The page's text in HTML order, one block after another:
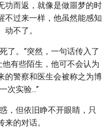
功而返，就像是做噩梦的时
不过来一样，他虽然能感知
不了。
了。”突然，一句话传入了
他有些陌生，他可不会认为
的警察和医生会被称之为博
次实验...”
，但依旧睁不开眼睛，只
的对话。